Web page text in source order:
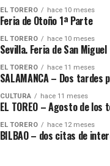
EL TORERO hace 10 meses
Feria de Otoño 1ª Parte
EL TORERO hace 10 meses
Sevilla. Feria de San Miguel
EL TORERO hace 11 meses
SALAMANCA – Dos tardes
CULTURA hace 11 meses
EL TOREO – Agosto de los
EL TORERO hace 12 meses
BILBAO – dos citas de